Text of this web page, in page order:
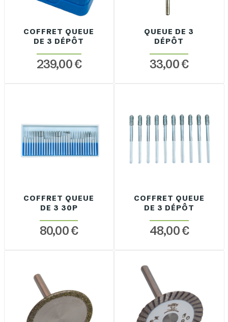
COFFRET QUEUE
DE 3 DÉPÔT
239,00 €
QUEUE DE 3
DÉPÔT
33,00 €
COFFRET QUEUE
DE 3 30P
80,00 €
COFFRET QUEUE
DE 3 DÉPÔT
48,00 €